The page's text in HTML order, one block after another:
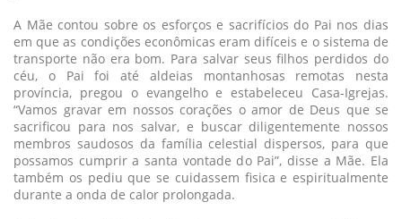
A Mãe contou sobre os esforços e sacrifícios do Pai nos dias
em que as condições econômicas eram difíceis e o sistema de
transporte não era bom. Para salvar seus filhos perdidos do
céu, o Pai foi até aldeias montanhosas remotas nesta
província, pregou o evangelho e estabeleceu Casa-Igrejas.
“Vamos gravar em nossos corações o amor de Deus que se
sacrificou para nos salvar, e buscar diligentemente nossos
membros saudosos da família celestial dispersos, para que
possamos cumprir a santa vontade do Pai”, disse a Mãe. Ela
também os pediu que se cuidassem fisica e espiritualmente
durante a onda de calor prolongada.